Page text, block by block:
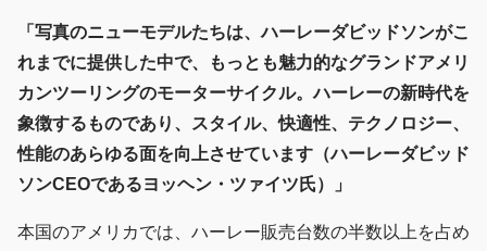
「写真のニューモデルたちは、ハーレーダビッドソンがこ
れまでに提供した中で、もっとも魅力的なグランドアメリ
カンツーリングのモーターサイクル。ハーレーの新時代を
象徴するものであり、スタイル、快適性、テクノロジー、
性能のあらゆる面を向上させています（ハーレーダビッド
ソンCEOであるヨッヘン・ツァイツ氏）」
本国のアメリカでは、ハーレー販売台数の半数以上を占め